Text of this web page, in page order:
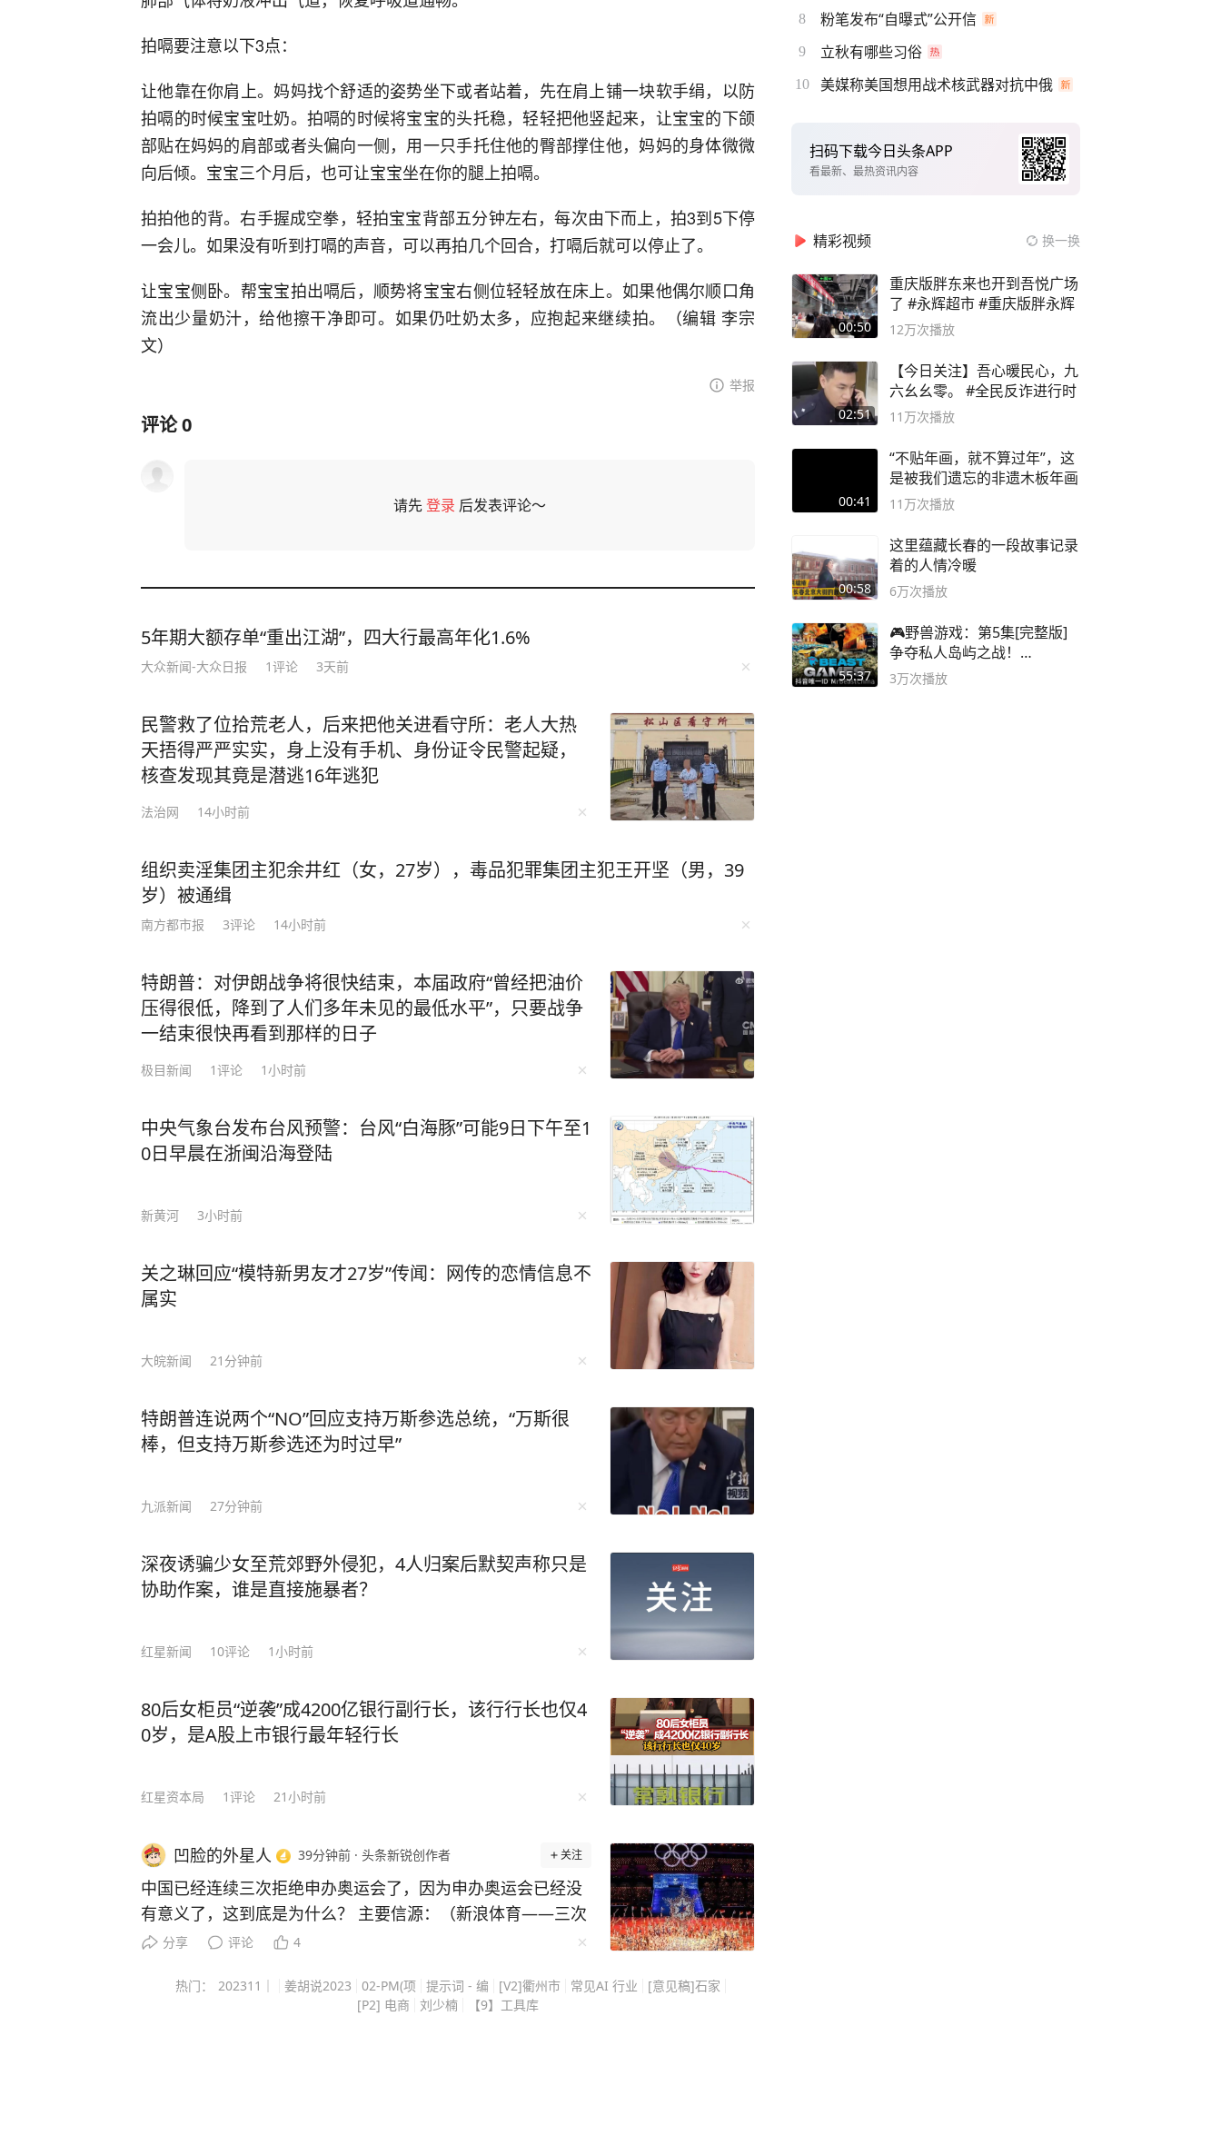
拍嗝要注意以下3点：
让他靠在你肩上。妈妈找个舒适的姿势坐下或者站着，先在肩上铺一块软手绢，以防
拍嗝的时候宝宝吐奶。拍嗝的时候将宝宝的头托稳，轻轻把他竖起来，让宝宝的下颌
部贴在妈妈的肩部或者头偏向一侧，用一只手托住他的臀部撑住他，妈妈的身体微微
向后倾。宝宝三个月后，也可让宝宝坐在你的腿上拍嗝。
拍拍他的背。右手握成空拳，轻拍宝宝背部五分钟左右，每次由下而上，拍3到5下停
一会儿。如果没有听到打嗝的声音，可以再拍几个回合，打嗝后就可以停止了。
让宝宝侧卧。帮宝宝拍出嗝后，顺势将宝宝右侧位轻轻放在床上。如果他偶尔顺口角
流出少量奶汁，给他擦干净即可。如果仍吐奶太多，应抱起来继续拍。（编辑 李宗
文）
举报
评论0
请先登录 后发表评论～
5年期大额存单“重出江湖”，四大行最高年化1.6%
大众新闻-大众日报 1评论 3天前
民警救了位拾荒老人，后来把他关进看守所：老人大热
天捂得严严实实，身上没有手机、身份证令民警起疑，
核查发现其竟是潜逃16年逃犯
法治网 14小时前
组织卖淫集团主犯余井红（女，27岁），毒品犯罪集团主犯王开坚（男，39
岁）被通缉
南方都市报 3评论 14小时前
特朗普：对伊朗战争将很快结束，本届政府“曾经把油价
压得很低，降到了人们多年未见的最低水平”，只要战争
一结束很快再看到那样的日子
极目新闻 1评论 1小时前
中央气象台发布台风预警：台风“白海豚”可能9日下午至1
0日早晨在浙闽沿海登陆
新黄河 3小时前
关之琳回应“模特新男友才27岁”传闻：网传的恋情信息不
属实
大皖新闻 21分钟前
特朗普连说两个“NO”回应支持万斯参选总统，“万斯很
棒，但支持万斯参选还为时过早”
九派新闻 27分钟前
深夜诱骗少女至荒郊野外侵犯，4人归案后默契声称只是
协助作案，谁是直接施暴者？
红星新闻 10评论 1小时前
80后女柜员“逆袭”成4200亿银行副行长，该行行长也仅4
0岁，是A股上市银行最年轻行长
红星资本局 1评论 21小时前
凹脸的外星人 39分钟前 · 头条新锐创作者 关注
中国已经连续三次拒绝申办奥运会了，因为申办奥运会已经没
有意义了，这到底是为什么？ 主要信源：（新浪体育——三次
登门吃闭门羹，奥委会急得推迟申办，中国三座城市婉拒） 十
2036年的邀请函，满世界找不到几个接盘的。 更耐人寻味的
是，上海、广州、成都这三个软硬件都够格的中国城市，齐刷
分享 评论 4
热门： 202311｜ 姜胡说2023 02-PM(项 提示词 - 编 [V2]衢州市 常见AI 行业
[意见稿]石家
[P2] 电商
刘少楠 【9】工具库
8 粉笔发布“自曝式”公开信
9 立秋有哪些习俗
10 美媒称美国想用战术核武器对抗中俄
扫码下载今日头条APP
看最新、最热资讯内容
精彩视频 换一换
00:50
重庆版胖东来也开到吾悦广场
了 #永辉超市 #重庆版胖永辉
12万次播放
02:51
【今日关注】吾心暖民心，九
六幺幺零。 #全民反诈进行时
11万次播放
00:41
“不贴年画，就不算过年”，这
是被我们遗忘的非遗木板年画
11万次播放
00:58
这里蕴藏长春的一段故事记录
着的人情冷暖
6万次播放
55:37
🎮野兽游戏：第5集[完整版]
争夺私人岛屿之战！
#MrBeastChina
3万次播放